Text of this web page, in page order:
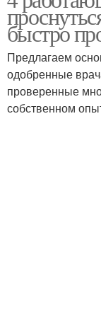
быстро
Предлагаем
одобренные
проверенные
собственном